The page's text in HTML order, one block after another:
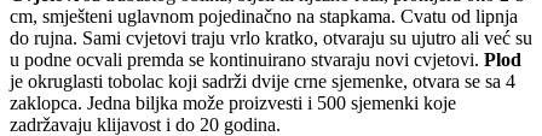
cm, smješteni uglavnom pojedinačno na stapkama. Cvatu od lipnja
do rujna. Sami cvjetovi traju vrlo kratko, otvaraju su ujutro ali već su
u podne ocvali premda se kontinuirano stvaraju novi cvjetovi. Plod
je okruglasti tobolac koji sadrži dvije crne sjemenke, otvara se sa 4
zaklopca. Jedna biljka može proizvesti i 500 sjemenki koje
zadržavaju klijavost i do 20 godina.